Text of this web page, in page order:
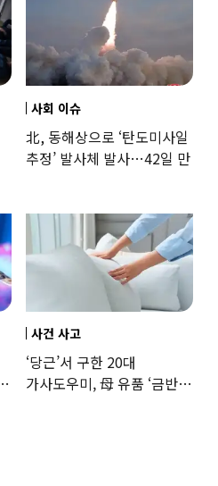
사회 이슈
北, 동해상으로 ‘탄도미사일
추정’ 발사체 발사…42일 만
사건 사고
‘당근’서 구한 20대
가사도우미, 母 유품 ‘금반지